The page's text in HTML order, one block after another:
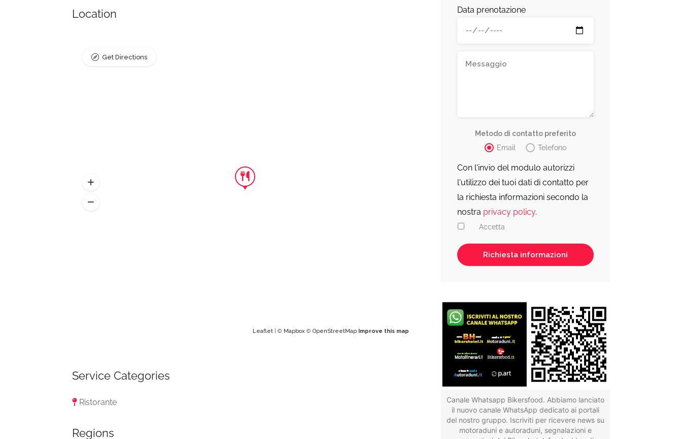
Location
Leaflet| © Mapbox© OpenStreetMap Improve this map
Get Directions
Service Categories
Ristorante
Regions
Data prenotazione
Metodo di contatto preferito
Email
Telefono
Con l'invio del modulo autorizzi
l'utilizzo dei tuoi dati di contatto per
la richiesta informazioni secondo la
nostra privacy policy.
Accetta
Canale Whatsapp Bikersfood. Abbiamo lanciato
il nuovo canale WhatsApp dedicato ai portali
del nostro gruppo. Iscriviti per ricevere news su
motoraduni e autoraduni, segnalazioni e